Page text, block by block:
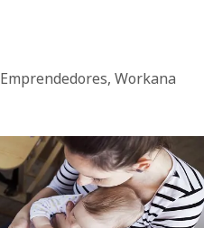
Emprendedores, Workana